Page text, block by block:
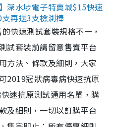
深水埗電子特賣城$15快速
再送3支檢測棒
快速測試套裝規格不一，
試套裝前請留意售賣平台
方法、條款及細則，大家
2019冠狀病毒病快速抗原
速抗原測試通用名單，購
及細則，一切以訂購平台